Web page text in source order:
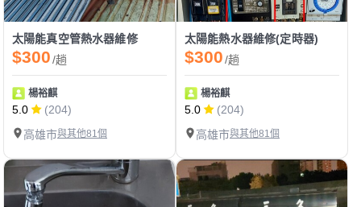
太陽能真空管熱水器維修
$300/趟
楊裕麒
5.0
(204)
高雄市與其他81個
太陽能熱水器維修(定時器)
$300/趟
楊裕麒
5.0
(204)
高雄市與其他81個